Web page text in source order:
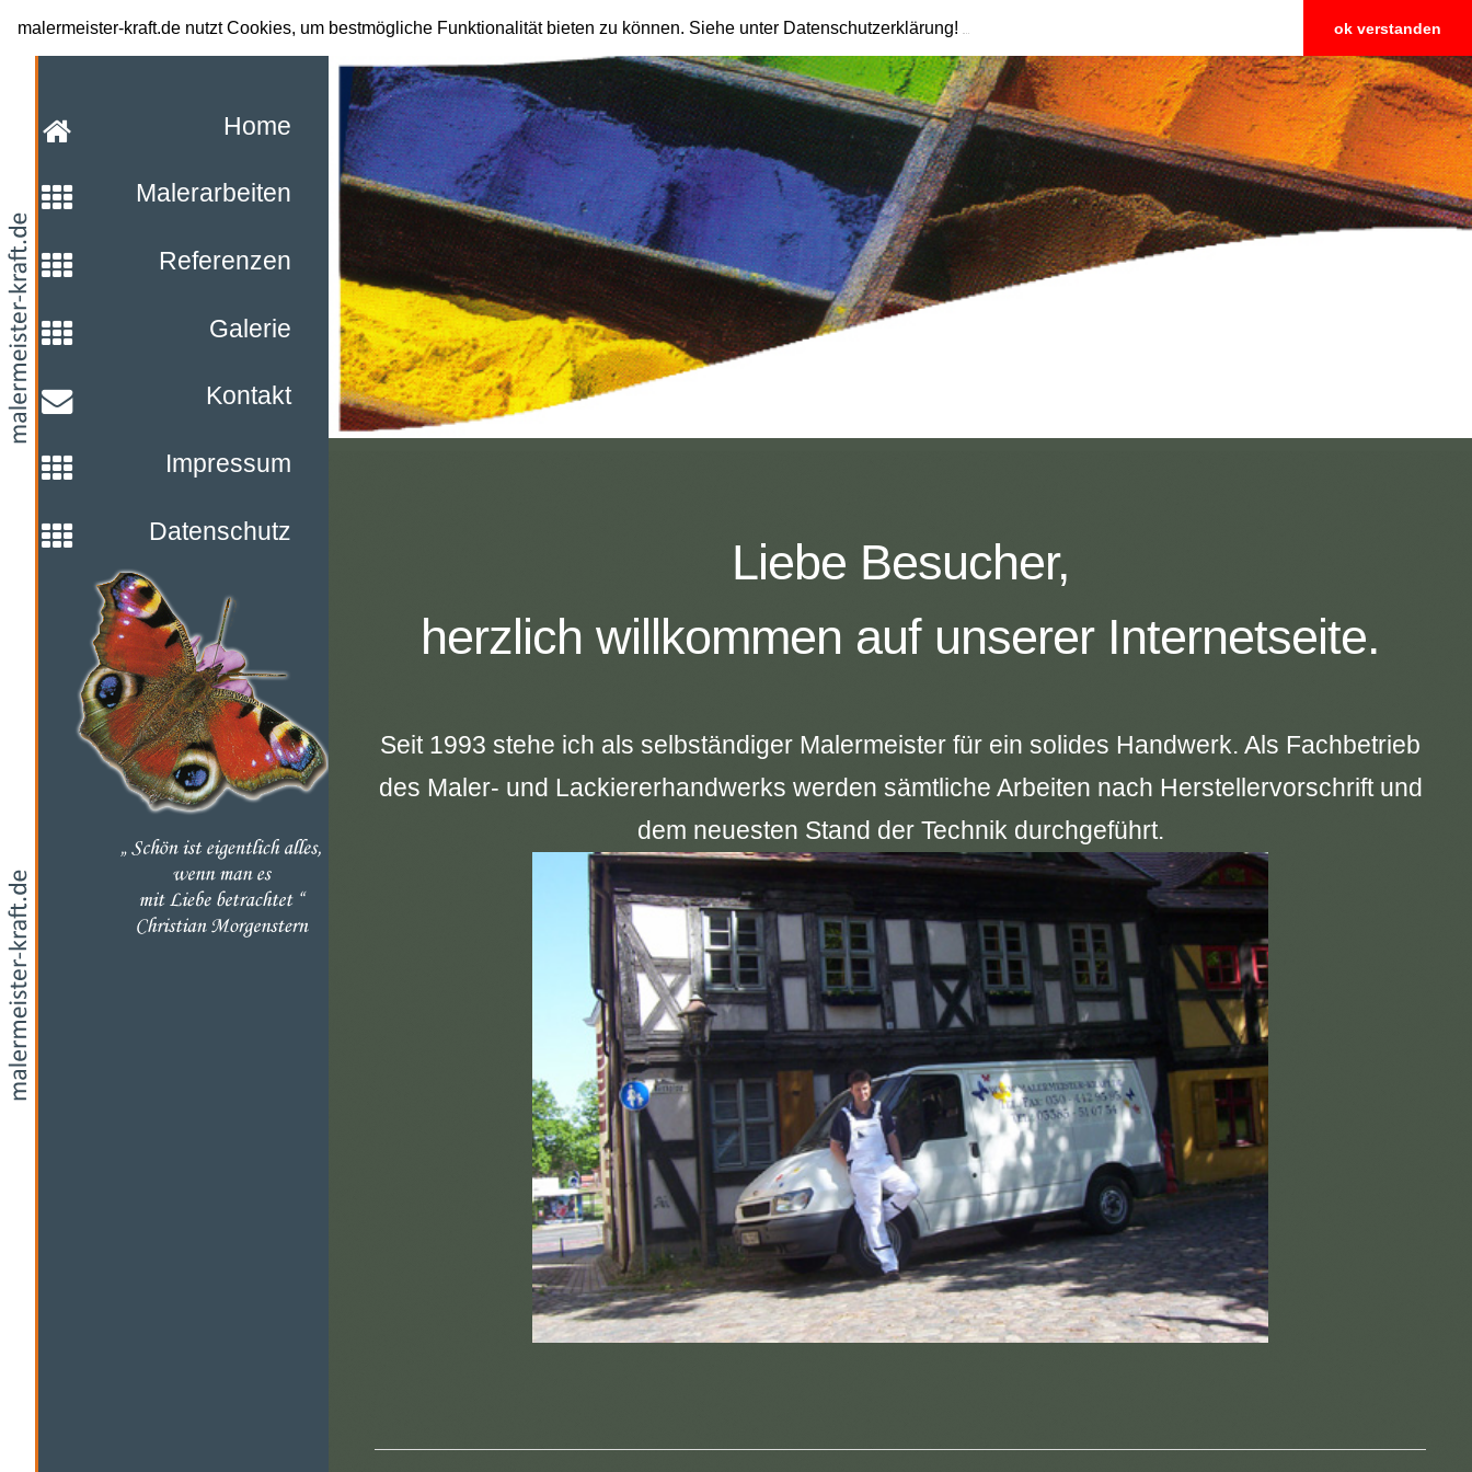
malermeister-kraft.de nutzt Cookies, um bestmögliche Funktionalität bieten zu können. Siehe unter Datenschutzerklärung! ok verstanden
malermeister-kraft.de
Home
Malerarbeiten
Referenzen
Galerie
Kontakt
Impressum
Datenschutz
Liebe Besucher,
herzlich willkommen auf unserer Internetseite.
Seit 1993 stehe ich als selbständiger Malermeister für ein solides Handwerk. Als Fachbetrieb
des Maler- und Lackiererhandwerks werden sämtliche Arbeiten nach Herstellervorschrift und
dem neuesten Stand der Technik durchgeführt.